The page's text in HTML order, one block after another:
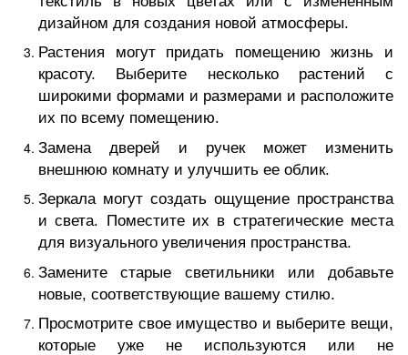
дизайном для создания новой атмосферы.
Растения могут придать помещению жизнь и
красоту. Выберите несколько растений с
широкими формами и размерами и расположите
их по всему помещению.
Замена дверей и ручек может изменить
внешнюю комнату и улучшить ее облик.
Зеркала могут создать ощущение пространства
и света. Поместите их в стратегические места
для визуального увеличения пространства.
Замените старые светильники или добавьте
новые, соответствующие вашему стилю.
Просмотрите свое имущество и выберите вещи,
которые уже не используются или не